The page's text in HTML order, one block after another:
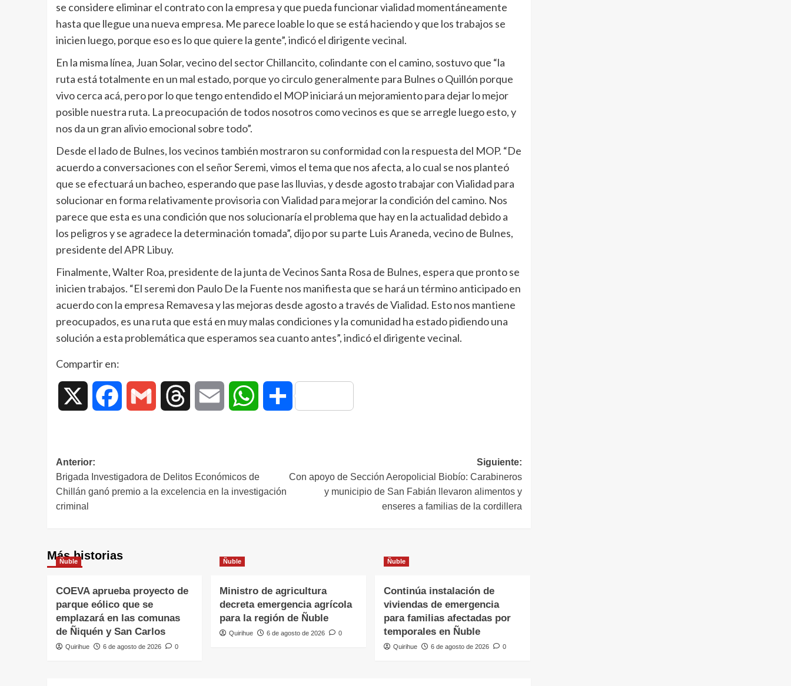
se considere eliminar el contrato con la empresa y que pueda funcionar vialidad momentáneamente
hasta que llegue una nueva empresa. Me parece loable lo que se está haciendo y que los trabajos se
inicien luego, porque eso es lo que quiere la gente”, indicó el dirigente vecinal.
En la misma línea, Juan Solar, vecino del sector Chillancito, colindante con el camino, sostuvo que “la
ruta está totalmente en un mal estado, porque yo circulo generalmente para Bulnes o Quillón porque
vivo cerca acá, pero por lo que tengo entendido el MOP iniciará un mejoramiento para dejar lo mejor
posible nuestra ruta. La preocupación de todos nosotros como vecinos es que se arregle luego esto, y
nos da un gran alivio emocional sobre todo”.
Desde el lado de Bulnes, los vecinos también mostraron su conformidad con la respuesta del MOP. “De
acuerdo a conversaciones con el señor Seremi, vimos el tema que nos afecta, a lo cual se nos planteó
que se efectuará un bacheo, esperando que pase las lluvias, y desde agosto trabajar con Vialidad para
solucionar en forma relativamente provisoria con Vialidad para mejorar la condición del camino. Nos
parece que esta es una condición que nos solucionaría el problema que hay en la actualidad debido a
los peligros y se agradece la determinación tomada”, dijo por su parte Luis Araneda, vecino de Bulnes,
presidente del APR Libuy.
Finalmente, Walter Roa, presidente de la junta de Vecinos Santa Rosa de Bulnes, espera que pronto se
inicien trabajos. “El seremi don Paulo De la Fuente nos manifiesta que se hará un término anticipado en
acuerdo con la empresa Remavesa y las mejoras desde agosto a través de Vialidad. Esto nos mantiene
preocupados, es una ruta que está en muy malas condiciones y la comunidad ha estado pidiendo una
solución a esta problemática que esperamos sea cuanto antes”, indicó el dirigente vecinal.
Compartir en:
Facebook Gmail Threads Email WhatsAppCompartir
Anterior:
Brigada Investigadora de Delitos Económicos de
Chillán ganó premio a la excelencia en la investigación
criminal
Siguiente:
Con apoyo de Sección Aeropolicial Biobío: Carabineros
y municipio de San Fabián llevaron alimentos y
enseres a familias de la cordillera
Más historias
Ñuble
COEVA aprueba proyecto de
parque eólico que se
emplazará en las comunas
de Ñiquén y San Carlos
Quirihue 6 de agosto de 2026 0
Ñuble
Ministro de agricultura
decreta emergencia agrícola
para la región de Ñuble
Quirihue 6 de agosto de 2026 0
Ñuble
Continúa instalación de
viviendas de emergencia
para familias afectadas por
temporales en Ñuble
Quirihue 6 de agosto de 2026 0